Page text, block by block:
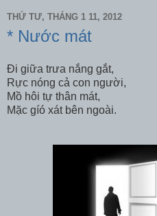
THỨ TƯ, THÁNG 1 11, 2012
* Nước mát
Đi giữa trưa nắng gắt,
Rực nóng cả con người,
Mồ hôi tự thân mát,
Mặc gíó xát bên ngoài.